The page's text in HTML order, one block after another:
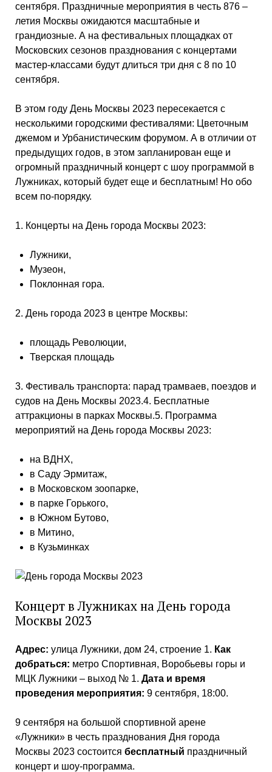
сентября. Праздничные мероприятия в честь 876 –
летия Москвы ожидаются масштабные и
грандиозные. А на фестивальных площадках от
Московских сезонов празднования с концертами
мастер-классами будут длиться три дня с 8 по 10
сентября.
В этом году День Москвы 2023 пересекается с
несколькими городскими фестивалями: Цветочным
джемом и Урбанистическим форумом. А в отличии от
предыдущих годов, в этом запланирован еще и
огромный праздничный концерт с шоу программой в
Лужниках, который будет еще и бесплатным! Но обо
всем по-порядку.
1. Концерты на День города Москвы 2023:
Лужники,
Музеон,
Поклонная гора.
2. День города 2023 в центре Москвы:
площадь Революции,
Тверская площадь
3. Фестиваль транспорта: парад трамваев, поездов и
судов на День Москвы 2023.4. Бесплатные
аттракционы в парках Москвы.5. Программа
мероприятий на День города Москвы 2023:
на ВДНХ,
в Саду Эрмитаж,
в Московском зоопарке,
в парке Горького,
в Южном Бутово,
в Митино,
в Кузьминках
Концерт в Лужниках на День города
Москвы 2023
Адрес: улица Лужники, дом 24, строение 1. Как
добраться: метро Спортивная, Воробьевы горы и
МЦК Лужники – выход № 1. Дата и время
проведения мероприятия: 9 сентября, 18:00.
9 сентября на большой спортивной арене
«Лужники» в честь празднования Дня города
Москвы 2023 состоится бесплатный праздничный
концерт и шоу-программа.